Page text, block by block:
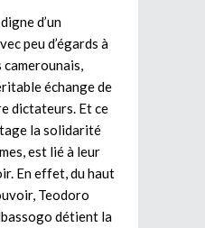
d’un
peu d’égards à
échange de
dictateurs. Et ce
la solidarité
est lié à leur
En effet, du haut
Teodoro
détient la